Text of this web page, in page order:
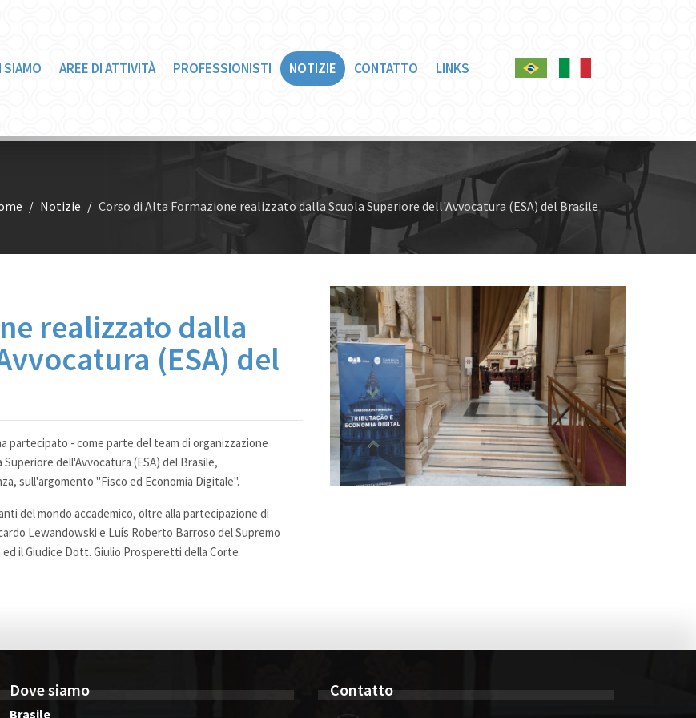
SIAMO AREE DI ATTIVITÀ PROFESSIONISTI NOTIZIE CONTATTO LINKS
Notizie Corso di Alta Formazione realizzato dalla Scuola Superiore dell'Avvocatura (ESA) del Brasile
realizzato dalla
(ESA) del
partecipato - come parte del team di organizzazione
dell'Avvocatura (ESA) del Brasile,
sull'argomento "Fisco ed Economia Digitale".
del mondo accademico, oltre alla partecipazione di
Lewandowski e Luís Roberto Barroso del Supremo
il Giudice Dott. Giulio Prosperetti della Corte
Dove siamo
Brasile
Contatto